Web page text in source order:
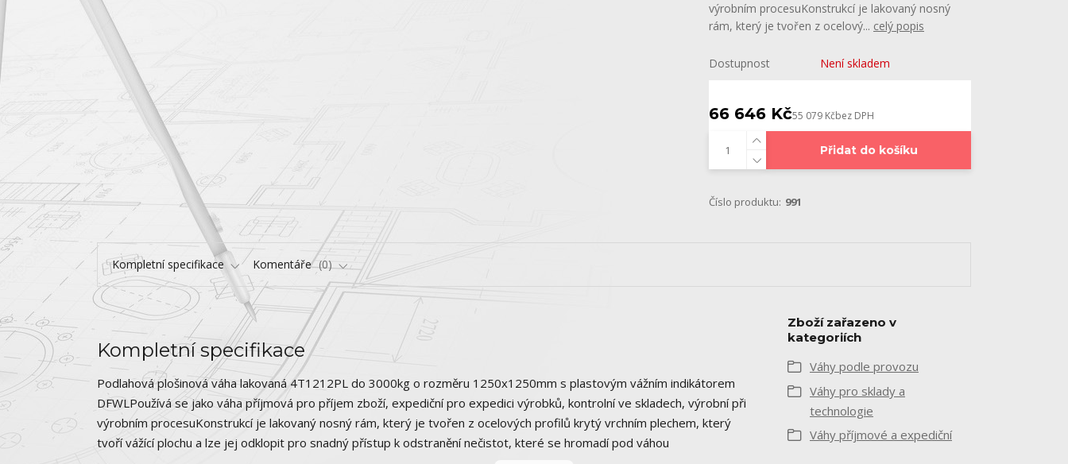
výrobním procesuKonstrukcí je lakovaný nosný
rám, který je tvořen z ocelový... celý popis
Dostupnost Není skladem
66 646 Kč55 079 Kčbez DPH
Přidat do košíku
Číslo produktu: 991
Kompletní specifikace Komentáře 0
Kompletní specifikace
Podlahová plošinová váha lakovaná 4T1212PL do 3000kg o rozměru 1250x1250mm s plastovým vážním indikátorem
DFWLPoužívá se jako váha příjmová pro příjem zboží, expediční pro expedici výrobků, kontrolní ve skladech, výrobní při
výrobním procesuKonstrukcí je lakovaný nosný rám, který je tvořen z ocelových profilů krytý vrchním plechem, který
tvoří vážící plochu a lze jej odklopit pro snadný přístup k odstranění nečistot, které se hromadí pod váhou
Zboží zařazeno v
kategoriích
Váhy podle provozu
Váhy pro sklady a
technologie
Váhy příjmové a expediční